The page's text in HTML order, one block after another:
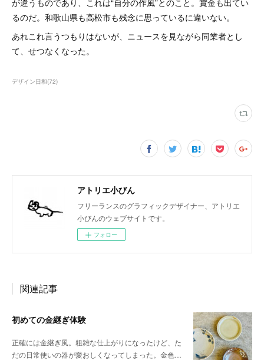
るのだ。和歌山県も高松市も残念に思っているに違いない。
あれこれ言うつもりはないが、ニュースを見ながら同業者とし
て、せつなくなった。
デザイン日和(72)
アトリエ小びん
フリーランスのグラフィックデザイナー、アトリエ
小びんのウェブサイトです。
フォロー
関連記事
初めての金継ぎ体験
正確には金継ぎ風。粗雑な仕上がりになったけど、た
だの日常使いの器が愛おしくなってしまった。金色…